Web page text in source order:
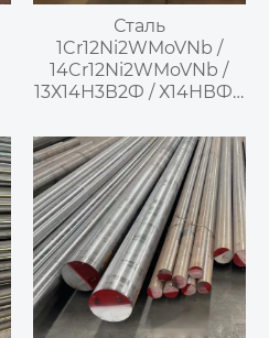
Сталь
1Cr12Ni2WMoVNb /
14Cr12Ni2WMoVNb /
13Х14Н3В2Ф / Х14НВФР
Высокопрочная
мартенситная
нержавеющая сталь